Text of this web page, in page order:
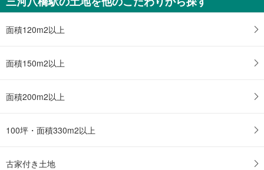
面積120m2以上
面積150m2以上
面積200m2以上
100坪・面積330m2以上
古家付き土地